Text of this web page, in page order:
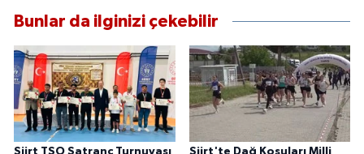
Bunlar da ilginizi çekebilir
Siirt TSO Satranç Turnuvası
Siirt'te Dağ Koşuları Milli